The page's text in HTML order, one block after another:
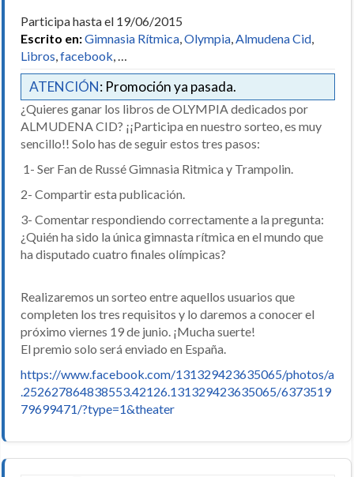
Participa hasta el 19/06/2015
Escrito en:Gimnasia Rítmica,Olympia,Almudena Cid,
Libros,facebook, …
ATENCIÓN: Promoción ya pasada.
¿Quieres ganar los libros de OLYMPIA dedicados por
ALMUDENA CID? ¡¡Participa en nuestro sorteo, es muy
sencillo!! Solo has de seguir estos tres pasos:
1- Ser Fan de Russé Gimnasia Ritmica y Trampolin.
2- Compartir esta publicación.
3- Comentar respondiendo correctamente a la pregunta:
¿Quién ha sido la única gimnasta rítmica en el mundo que
ha disputado cuatro finales olímpicas?
Realizaremos un sorteo entre aquellos usuarios que
completen los tres requisitos y lo daremos a conocer el
próximo viernes 19 de junio. ¡Mucha suerte!
El premio solo será enviado en España.
https://www.facebook.com/131329423635065/photos/a
.252627864838553.42126.131329423635065/6373519
79699471/?type=1&theater